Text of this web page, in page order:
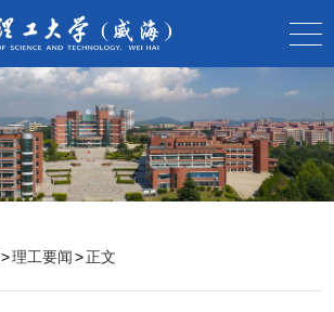
>理工要闻 >正文